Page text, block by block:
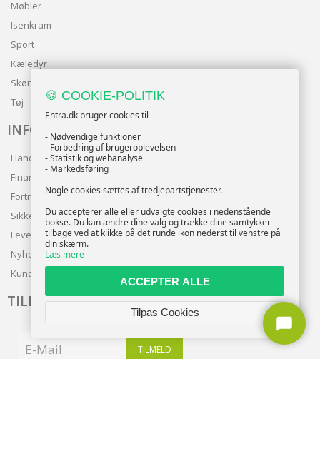
Møbler
Isenkram
Sport
Kæledyr
Skønhed
Tøj
INFO
Handelsbetingelser
Finansering
Fortrolighedspolitik
Sikker betaling
Levering
Nyhedsbrev
Kundeservice
TILMELD NYHEDSBREV
TILMELD
🍪 COOKIE-POLITIK
Entra.dk bruger cookies til
- Nødvendige funktioner
- Forbedring af brugeroplevelsen
- Statistik og webanalyse
- Markedsføring
Nogle cookies sættes af tredjepartstjenester.
Du accepterer alle eller udvalgte cookies i nedenstående
bokse. Du kan ændre dine valg og trække dine samtykker
tilbage ved at klikke på det runde ikon nederst til venstre på
din skærm.
Læs mere
ACCEPTER ALLE
Tilpas Cookies